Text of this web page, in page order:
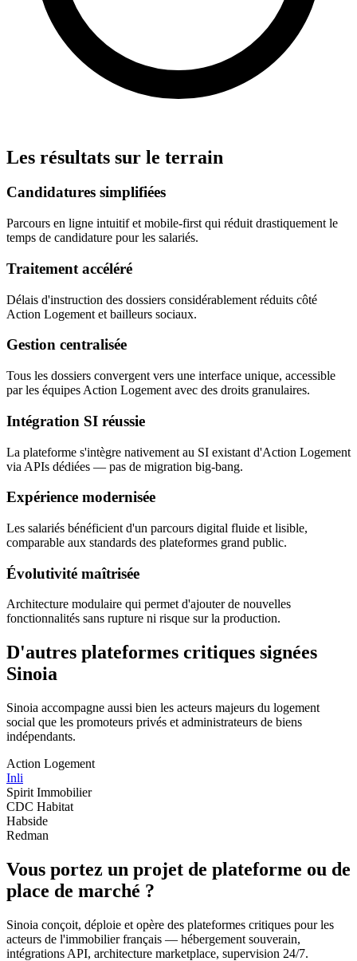
Les résultats sur le terrain
Candidatures simplifiées
Parcours en ligne intuitif et mobile-first qui réduit drastiquement le
temps de candidature pour les salariés.
Traitement accéléré
Délais d'instruction des dossiers considérablement réduits côté
Action Logement et bailleurs sociaux.
Gestion centralisée
Tous les dossiers convergent vers une interface unique, accessible
par les équipes Action Logement avec des droits granulaires.
Intégration SI réussie
La plateforme s'intègre nativement au SI existant d'Action Logement
via APIs dédiées — pas de migration big-bang.
Expérience modernisée
Les salariés bénéficient d'un parcours digital fluide et lisible,
comparable aux standards des plateformes grand public.
Évolutivité maîtrisée
Architecture modulaire qui permet d'ajouter de nouvelles
fonctionnalités sans rupture ni risque sur la production.
D'autres plateformes critiques signées
Sinoia
Sinoia accompagne aussi bien les acteurs majeurs du logement
social que les promoteurs privés et administrateurs de biens
indépendants.
Action Logement
Inli
Spirit Immobilier
CDC Habitat
Habside
Redman
Vous portez un projet de plateforme ou de
place de marché ?
Sinoia conçoit, déploie et opère des plateformes critiques pour les
acteurs de l'immobilier français — hébergement souverain,
intégrations API, architecture marketplace, supervision 24/7.